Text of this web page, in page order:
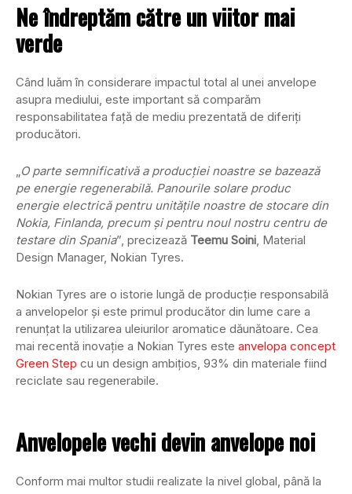
Ne îndreptăm către un viitor mai
verde
Când luăm în considerare impactul total al unei anvelope
asupra mediului, este important să comparăm
responsabilitatea față de mediu prezentată de diferiți
producători.
„O parte semnificativă a producției noastre se bazează
pe energie regenerabilă. Panourile solare produc
energie electrică pentru unitățile noastre de stocare din
Nokia, Finlanda, precum și pentru noul nostru centru de
testare din Spania”, precizează Teemu Soini, Material
Design Manager, Nokian Tyres.
Nokian Tyres are o istorie lungă de producție responsabilă
a anvelopelor și este primul producător din lume care a
renunțat la utilizarea uleiurilor aromatice dăunătoare. Cea
mai recentă inovație a Nokian Tyres este anvelopa concept
Green Step cu un design ambițios, 93% din materiale fiind
reciclate sau regenerabile.
Anvelopele vechi devin anvelope noi
Conform mai multor studii realizate la nivel global, până la